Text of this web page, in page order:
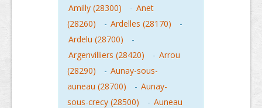
Amilly (28300)
- Anet
(28260)
- Ardelles (28170)
-
Ardelu (28700)
-
Argenvilliers (28420)
- Arrou
(28290)
- Aunay-sous-
auneau (28700)
- Aunay-
sous-crecy (28500)
- Auneau